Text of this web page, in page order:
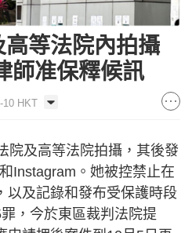
等法院內拍攝
師准保釋候訊
10 HKT
院及高等法院拍攝，其後發
Instagram。她被控禁止在
以及記錄和發布受保護時段
，今於東區裁判法院提